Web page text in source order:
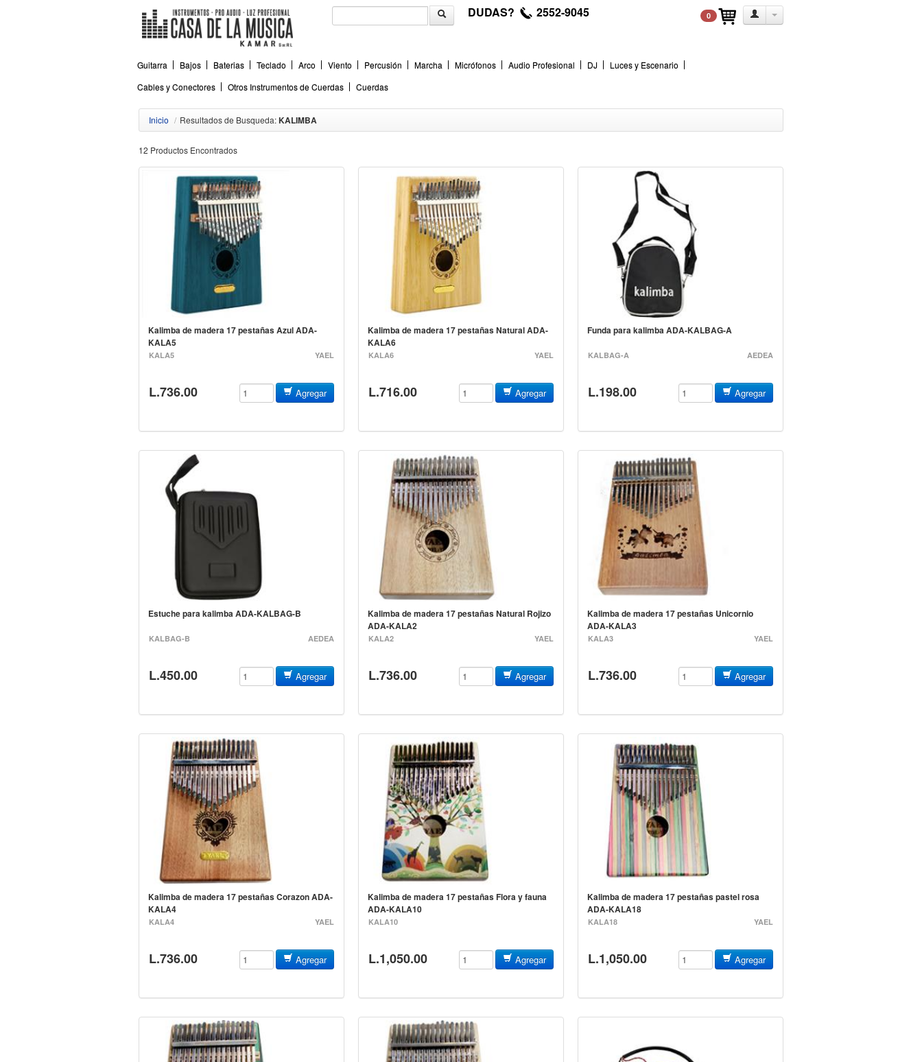
DUDAS? 2552-9045 0
Guitarra Bajos Baterias Teclado Arco Viento Percusión Marcha Micrófonos Audio Profesional DJ
Luces y Escenario
Cables y Conectores
Otros Instrumentos de Cuerdas Cuerdas
Inicio / Resultados de Busqueda:KALIMBA
12 Productos Encontrados
Kalimba de madera 17 pestañas Azul ADA-
KALA5
KALA5 YAEL
L.736.00 Agregar
Kalimba de madera 17 pestañas Natural ADA-
KALA6
KALA6 YAEL
L.716.00 Agregar
Funda para kalimba ADA-KALBAG-A
KALBAG-A AEDEA
L.198.00 Agregar
Estuche para kalimba ADA-KALBAG-B
KALBAG-B AEDEA
L.450.00 Agregar
Kalimba de madera 17 pestañas Natural Rojizo
ADA-KALA2
KALA2 YAEL
L.736.00 Agregar
Kalimba de madera 17 pestañas Unicornio
ADA-KALA3
KALA3 YAEL
L.736.00 Agregar
Kalimba de madera 17 pestañas Corazon ADA-
KALA4
KALA4 YAEL
L.736.00 Agregar
Kalimba de madera 17 pestañas Flora y fauna
ADA-KALA10
KALA10
L.1,050.00 Agregar
Kalimba de madera 17 pestañas pastel rosa
ADA-KALA18
KALA18 YAEL
L.1,050.00 Agregar